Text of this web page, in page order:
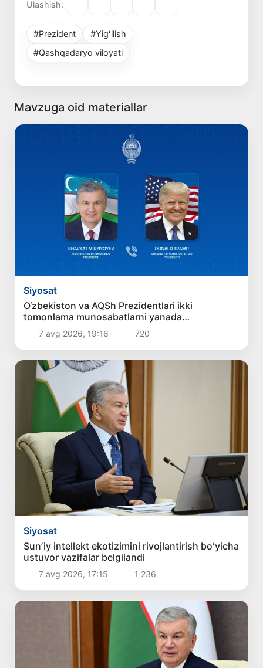
Ulashish:
#Prezident
#Yigʻilish
#Qashqadaryo viloyati
Mavzuga oid materiallar
Siyosat
O‘zbekiston va AQSh Prezidentlari ikki
tomonlama munosabatlarni yanada
mustahkamlash istiqbollarini muhokama qildilar
7 avg 2026, 19:16 720
Siyosat
Sunʼiy intellekt ekotizimini rivojlantirish boʻyicha
ustuvor vazifalar belgilandi
7 avg 2026, 17:15 1 236